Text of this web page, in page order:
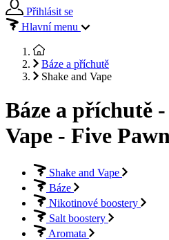
Přihlásit se
Hlavní menu
Báze a příchutě
Shake and Vape
Báze a příchutě
Vape - Five
Shake and Vape
Báze
Nikotinové boostery
Salt boostery
Aromata